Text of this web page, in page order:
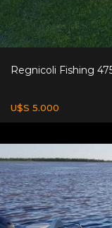
Regnicoli Fishing
U$S 5.000